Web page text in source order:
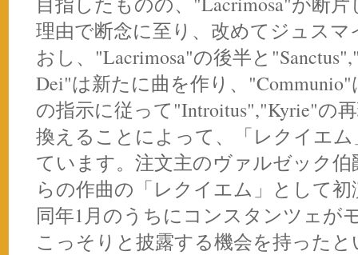
理由で断念に至り、改めてジュス
おし、"Lacrimosa"の後半と
Dei"は新たに曲を作り、
の指示に従って"Introitus","Kyrie"の
換えることによって、「レクイエ
ています。注文主のヴァルゼック伯
らの作曲の「レクイエム」として
同年1月のうちにコンスタンツェが
こっそりと披露する機会を持った